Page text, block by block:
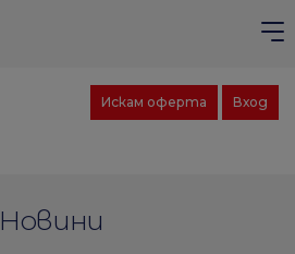
Вход
Искам оферта
Новини